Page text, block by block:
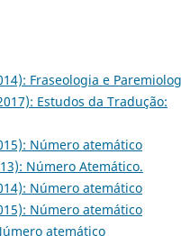
Fraseologia e
Estudos da Tradução:
Número atemático
Número Atemático.
Número atemático
Número atemático
atemático